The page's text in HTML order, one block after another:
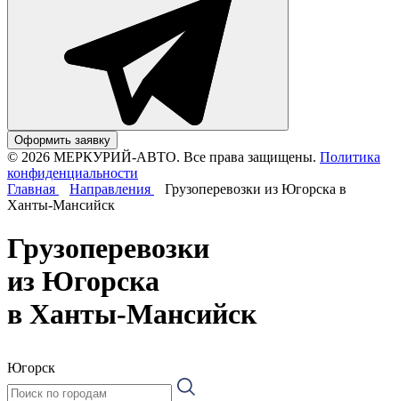
Оформить заявку
© 2026 МЕРКУРИЙ-АВТО. Все права защищены. Политика
конфиденциальности
Главная
Направления
Грузоперевозки из Югорска в
Ханты-Мансийск
Грузоперевозки
из Югорска
в Ханты-Мансийск
Югорск